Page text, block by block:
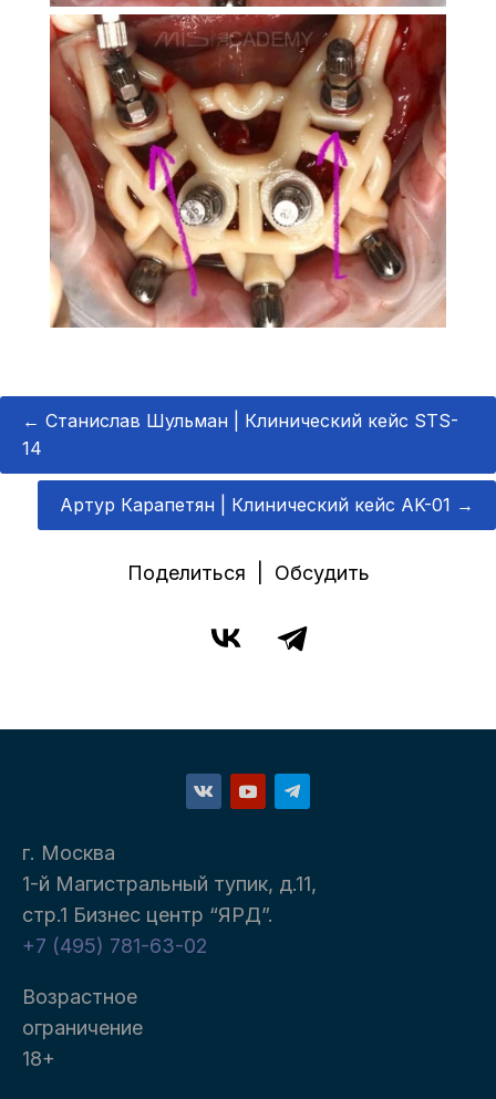
← Станислав Шульман | Клинический кейс STS-
14
Артур Карапетян | Клинический кейс AK-01 →
Поделиться | Обсудить
г. Москва
1-й Магистральный тупик, д.11,
стр.1 Бизнес центр “ЯРД”.
+7 (495) 781-63-02
Возрастное
ограничение
18+